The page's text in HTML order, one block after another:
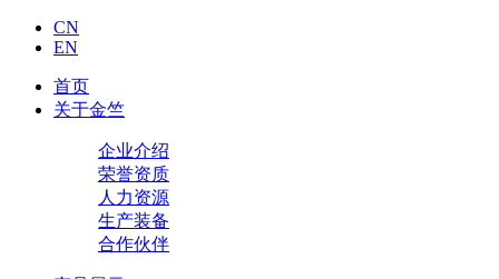
CN
EN
首页
关于金竺
企业介绍
荣誉资质
人力资源
生产装备
合作伙伴